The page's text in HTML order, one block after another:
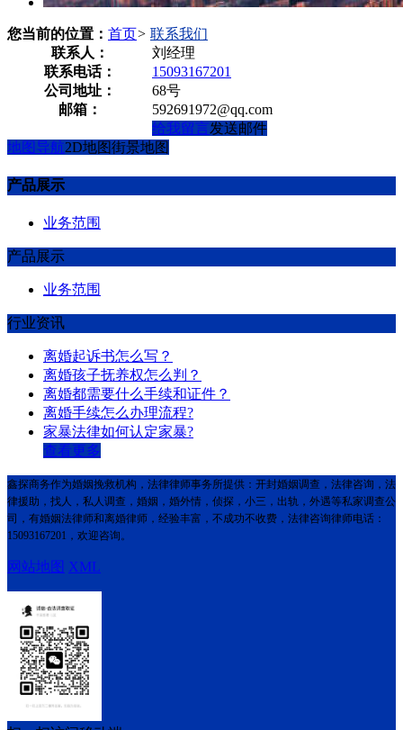
您当前的位置： 首页> 联系我们
联系人：
刘经理
联系电话：
15093167201
公司地址：
68号
邮箱：
592691972@qq.com
给我留言发送邮件
地图导航2D地图街景地图
产品展示
业务范围
产品展示
业务范围
行业资讯
离婚起诉书怎么写？
离婚孩子抚养权怎么判？
离婚都需要什么手续和证件？
离婚手续怎么办理流程?
家暴法律如何认定家暴?
查看更多
鑫探商务作为婚姻挽救机构，法律律师事务所提供：开封婚姻调查，法律咨询，法
律援助，找人，私人调查，婚姻，婚外情，侦探，小三，出轨，外遇等私家调查公
司，有婚姻法律师和离婚律师，经验丰富，不成功不收费，法律咨询律师电话：
15093167201，欢迎咨询。
网站地图 XML